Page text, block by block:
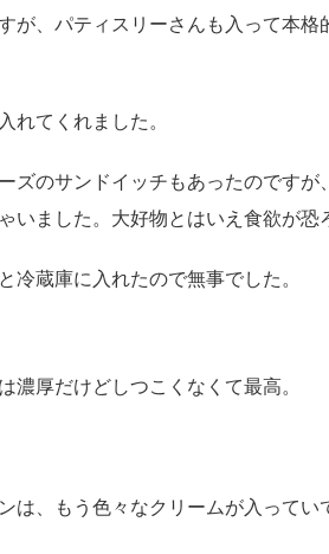
が、パティスリーさんも入って本
れてくれました。
ズのサンドイッチもあったのです
いました。大好物とはいえ食欲が恐
冷蔵庫に入れたので無事でした。
厚だけどしつこくなくて最高。
は、もう色々なクリームが入ってい